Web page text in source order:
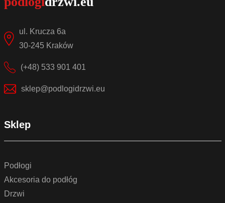
ul. Krucza 6a
30-245 Kraków
(+48) 533 901 401
sklep@podlogidrzwi.eu
Sklep
Podłogi
Akcesoria do podłóg
Drzwi